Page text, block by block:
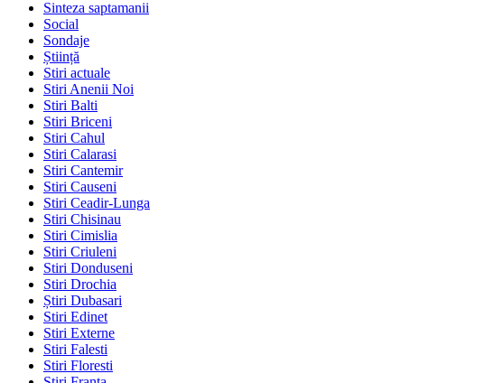
Sinteza saptamanii
Social
Sondaje
Știință
Stiri actuale
Stiri Anenii Noi
Stiri Balti
Stiri Briceni
Stiri Cahul
Stiri Calarasi
Stiri Cantemir
Stiri Causeni
Stiri Ceadir-Lunga
Stiri Chisinau
Stiri Cimislia
Stiri Criuleni
Stiri Donduseni
Stiri Drochia
Știri Dubasari
Stiri Edinet
Stiri Externe
Stiri Falesti
Stiri Floresti